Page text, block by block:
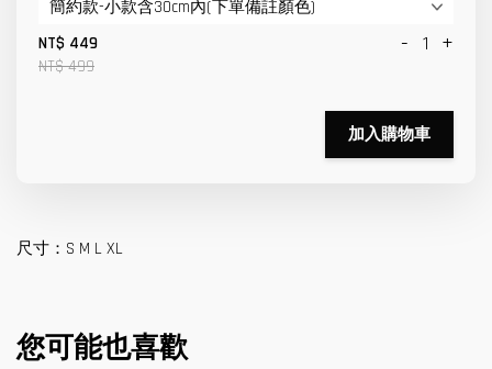
NT$ 449
NT$ 499
- +
加入購物車
尺寸：S M L XL
您可能也喜歡